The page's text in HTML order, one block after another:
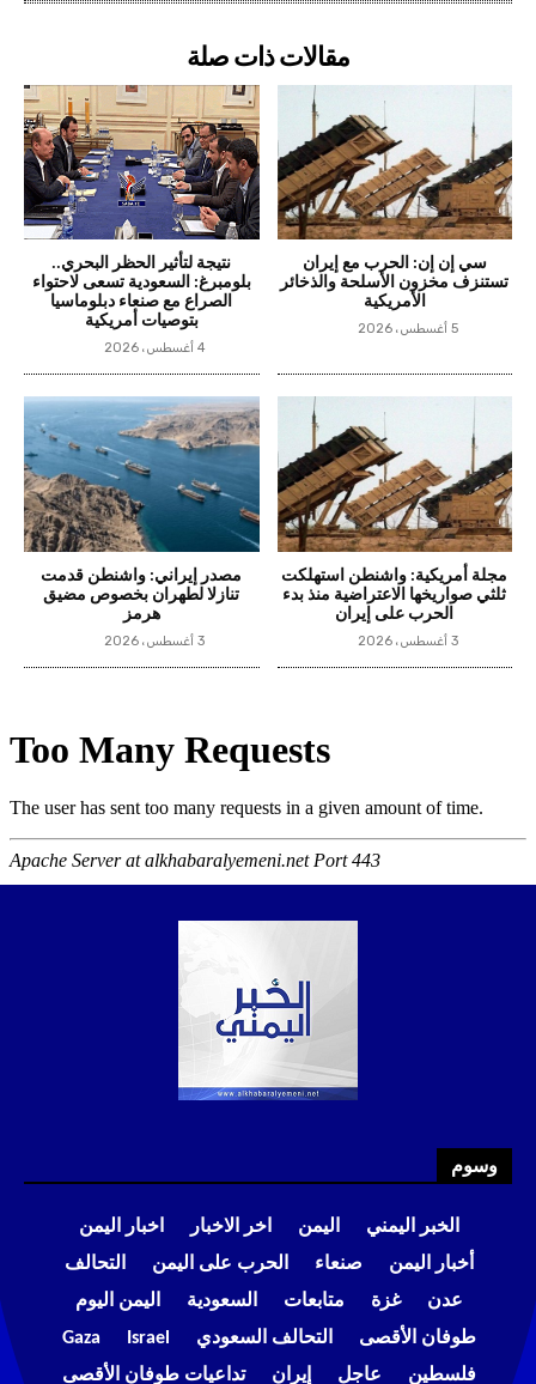
مقالات ذات صلة
سي إن إن: الحرب مع إيران
تستنزف مخزون الأسلحة والذخائر
الأمريكية
5 أغسطس، 2026
نتيجة لتأثير الحظر البحري..
بلومبرغ: السعودية تسعى لاحتواء
الصراع مع صنعاء دبلوماسيا
بتوصيات أمريكية
4 أغسطس، 2026
مجلة أمريكية: واشنطن استهلكت
ثلثي صواريخها الاعتراضية منذ بدء
الحرب على إيران
3 أغسطس، 2026
مصدر إيراني: واشنطن قدمت
تنازلا لطهران بخصوص مضيق
هرمز
3 أغسطس، 2026
وسوم
الخبر اليمني اليمن اخر الاخبار
اخبار اليمن
أخبار اليمن
صنعاء الحرب على اليمن
التحالف
عدن
غزة متابعات السعودية
اليمن اليوم
طوفان الأقصى
التحالف السعودي Israel
Gaza
فلسطين
عاجل إيران تداعيات طوفان الأقصى